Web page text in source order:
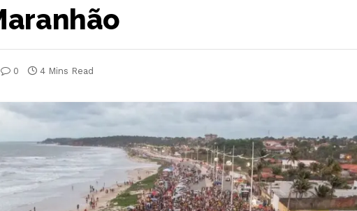
0 4 Mins Read